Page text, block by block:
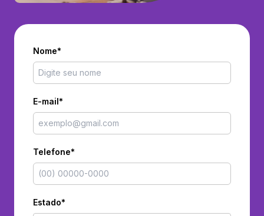
Nome*
E-mail*
Telefone*
Estado*